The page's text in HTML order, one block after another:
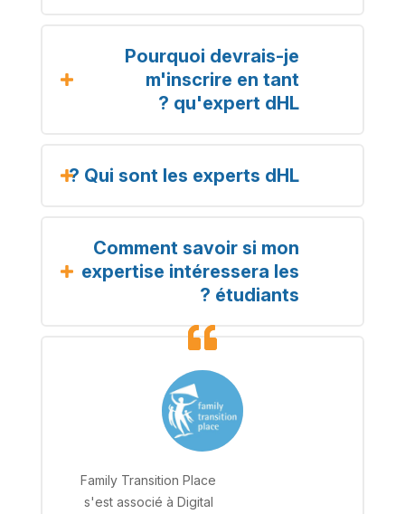
Pourquoi devrais-je
m'inscrire en tant
qu'expert dHL ?
Qui sont les experts dHL ?
Comment savoir si mon
expertise intéressera les
étudiants ?
Family Transition Place
s'est associé à Digital